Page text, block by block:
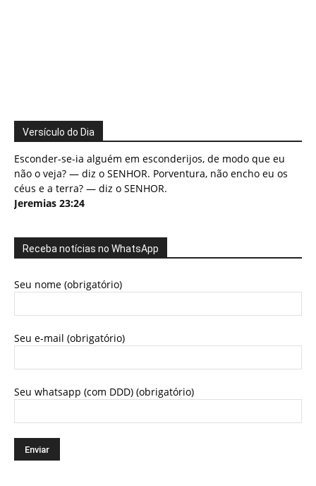
Versículo do Dia
Esconder-se-ia alguém em esconderijos, de modo que eu
não o veja? — diz o SENHOR. Porventura, não encho eu os
céus e a terra? — diz o SENHOR.
Jeremias 23:24
Receba notícias no WhatsApp
Seu nome (obrigatório)
Seu e-mail (obrigatório)
Seu whatsapp (com DDD) (obrigatório)